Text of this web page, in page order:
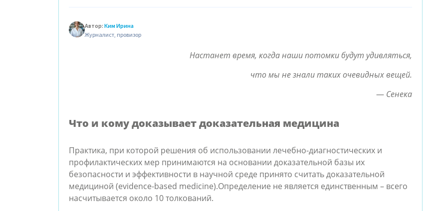
Автор: Ким Ирина
Журналист, провизор
Настанет время, когда наши потомки будут удивляться,
что мы не знали таких очевидных вещей.
— Сенека
Что и кому доказывает доказательная медицина
Практика, при которой решения об использовании лечебно-диагностических и
профилактических мер принимаются на основании доказательной базы их
безопасности и эффективности в научной среде принято считать доказательной
медициной (evidence-based medicine).Определение не является единственным – всего
насчитывается около 10 толкований.